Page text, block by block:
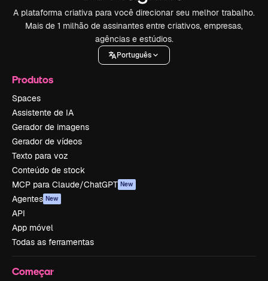
A plataforma criativa para você direcionar seu melhor trabalho.
Mais de 1 milhão de assinantes entre criativos, empresas,
agências e estúdios.
Português
Produtos
Spaces
Assistente de IA
Gerador de imagens
Gerador de vídeos
Texto para voz
Conteúdo de stock
MCP para Claude/ChatGPT New
Agentes New
API
App móvel
Todas as ferramentas
Começar